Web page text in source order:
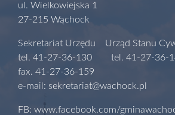
ul. Wielkowiejska 1
27-215 Wąchock
Sekretariat Urzędu Urząd Stanu
tel. 41-27-36-130 tel. 41-27-36-
fax. 41-27-36-159
e-mail: sekretariat@wachock.pl
FB: www.facebook.com/